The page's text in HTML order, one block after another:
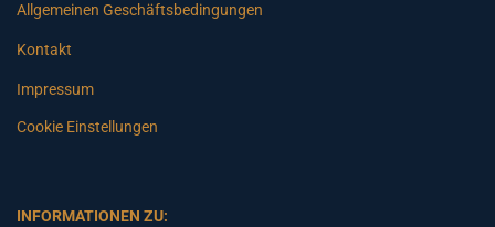
Allgemeinen Geschäftsbedingungen
Kontakt
Impressum
Cookie Einstellungen
INFORMATIONEN ZU: